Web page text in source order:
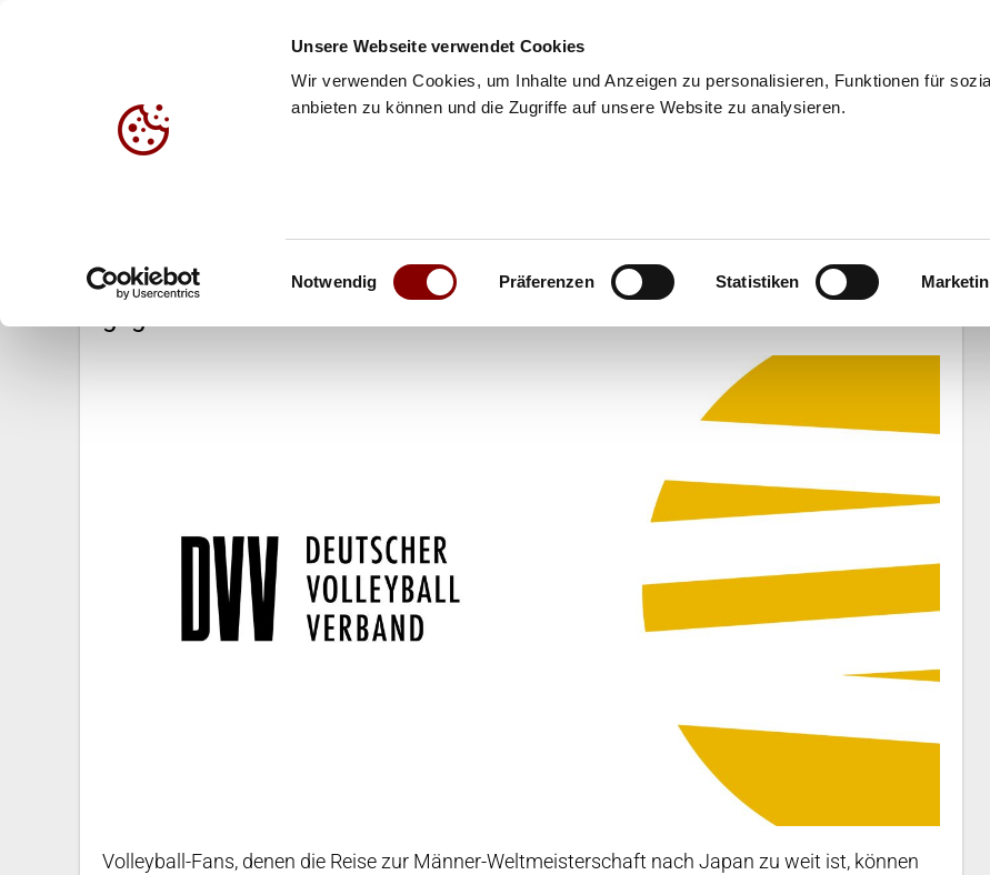
Unsere Webseite verwendet Cookies
Wir verwenden Cookies, um Inhalte und Anzeigen zu personalisieren, Funktionen für
anbieten zu können und die Zugriffe auf unsere Website zu analysieren.
Einwilligungsauswahl
Notwendig Präferenzen Statistiken
DVV-Männer „AUF DEM WEG NACH JAPAN“: Vorletzter Härtetest
Volleyball-Fans, denen die Reise zur Männer-Weltmeisterschaft nach Japan zu weit ist, können